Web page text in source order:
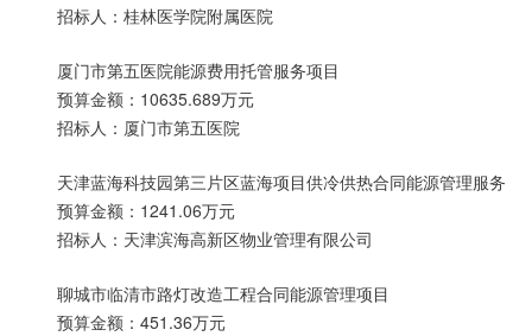
招标人：桂林医学院附属医院
厦门市第五医院能源费用托管服务项目
预算金额：10635.689万元
招标人：厦门市第五医院
天津蓝海科技园第三片区蓝海项目供冷供热合同能源管理服务
预算金额：1241.06万元
招标人：天津滨海高新区物业管理有限公司
聊城市临清市路灯改造工程合同能源管理项目
预算金额：451.36万元